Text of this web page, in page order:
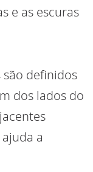
e as escuras
definidos
dos lados do
a